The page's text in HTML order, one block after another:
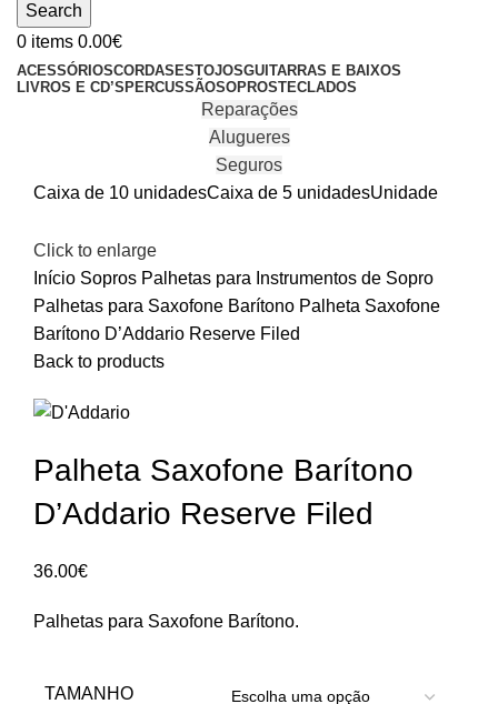
Search
0 items 0.00€
ACESSÓRIOSCORDAS ESTOJOSGUITARRAS E BAIXOS
LIVROS E CD’S PERCUSSÃOSOPROSTECLADOS
Reparações
Alugueres
Seguros
Caixa de 10 unidadesCaixa de 5 unidadesUnidade
Click to enlarge
Início Sopros Palhetas para Instrumentos de Sopro
Palhetas para Saxofone Barítono Palheta Saxofone
Barítono D’Addario Reserve Filed
Back to products
Palheta Saxofone Barítono
D’Addario Reserve Filed
36.00€
Palhetas para Saxofone Barítono.
TAMANHO